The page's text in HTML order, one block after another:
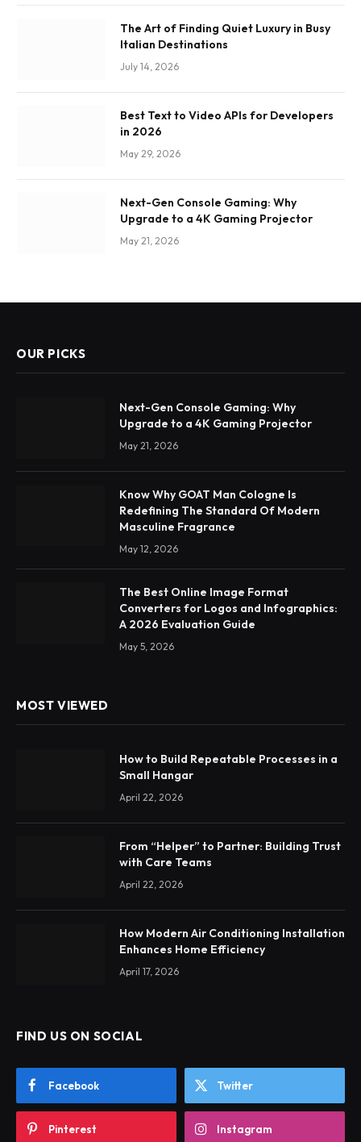
The Art of Finding Quiet Luxury in Busy
Italian Destinations
July 14, 2026
Best Text to Video APIs for Developers
in 2026
May 29, 2026
Next-Gen Console Gaming: Why
Upgrade to a 4K Gaming Projector
May 21, 2026
OUR PICKS
Next-Gen Console Gaming: Why
Upgrade to a 4K Gaming Projector
May 21, 2026
Know Why GOAT Man Cologne Is
Redefining The Standard Of Modern
Masculine Fragrance
May 12, 2026
The Best Online Image Format
Converters for Logos and Infographics:
A 2026 Evaluation Guide
May 5, 2026
MOST VIEWED
How to Build Repeatable Processes in a
Small Hangar
April 22, 2026
From “Helper” to Partner: Building Trust
with Care Teams
April 22, 2026
How Modern Air Conditioning Installation
Enhances Home Efficiency
April 17, 2026
FIND US ON SOCIAL
Facebook Twitter
Pinterest Instagram